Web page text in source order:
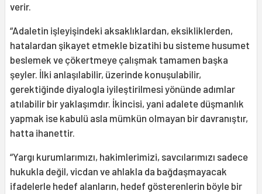
verir.
“Adaletin işleyişindeki aksaklıklardan, eksikliklerden,
hatalardan şikayet etmekle bizatihi bu sisteme husumet
beslemek ve çökertmeye çalışmak tamamen başka
şeyler. İlki anlaşılabilir, üzerinde konuşulabilir,
gerektiğinde diyalogla iyileştirilmesi yönünde adımlar
atılabilir bir yaklaşımdır. İkincisi, yani adalete düşmanlık
yapmak ise kabulü asla mümkün olmayan bir davranıştır,
hatta ihanettir.
“Yargı kurumlarımızı, hakimlerimizi, savcılarımızı sadece
hukukla değil, vicdan ve ahlakla da bağdaşmayacak
ifadelerle hedef alanların, hedef gösterenlerin böyle bir